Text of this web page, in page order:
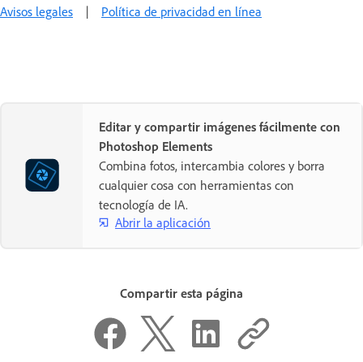
Avisos legales | Política de privacidad en línea
Editar y compartir imágenes fácilmente con
Photoshop Elements
Combina fotos, intercambia colores y borra
cualquier cosa con herramientas con
tecnología de IA.
Abrir la aplicación
Compartir esta página